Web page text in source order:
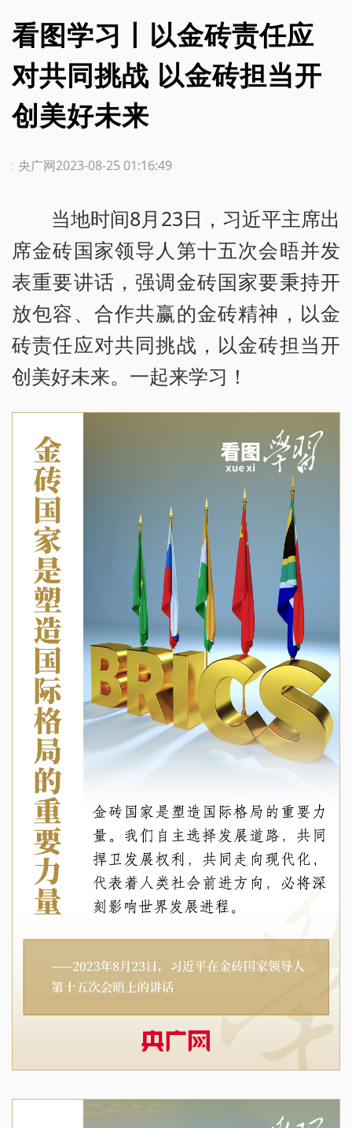
看图学习丨以金砖责任应
对共同挑战 以金砖担当开
创美好未来
2023-08-25 01:16:49
：央广网
当地时间8月23日，习近平主席出
席金砖国家领导人第十五次会晤并发
表重要讲话，强调金砖国家要秉持开
放包容、合作共赢的金砖精神，以金
砖责任应对共同挑战，以金砖担当开
创美好未来。一起来学习！